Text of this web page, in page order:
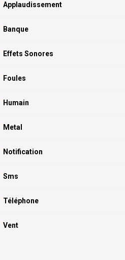
Applaudissement
Banque
Effets Sonores
Foules
Humain
Metal
Notification
Sms
Téléphone
Vent